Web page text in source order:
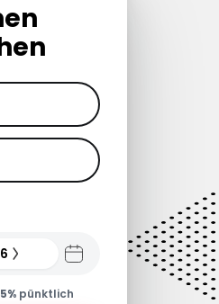
pünktlich